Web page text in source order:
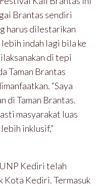
Brantas sendiri
harus dilestarikan
indah lagi bila ke
di tepi
Taman Brantas
“Saya
di Taman Brantas.
masyarakat luas
inklusif,”
Kediri telah
Kota Kediri. Termasuk